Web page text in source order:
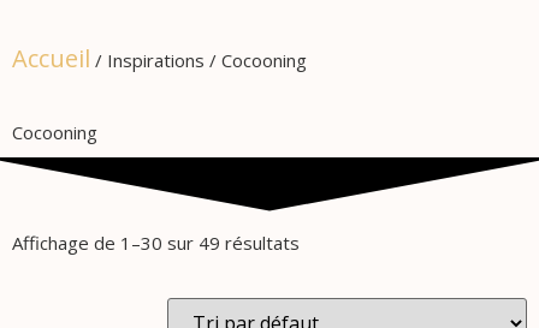
Accueil / Inspirations / Cocooning
Cocooning
Affichage de 1–30 sur 49 résultats